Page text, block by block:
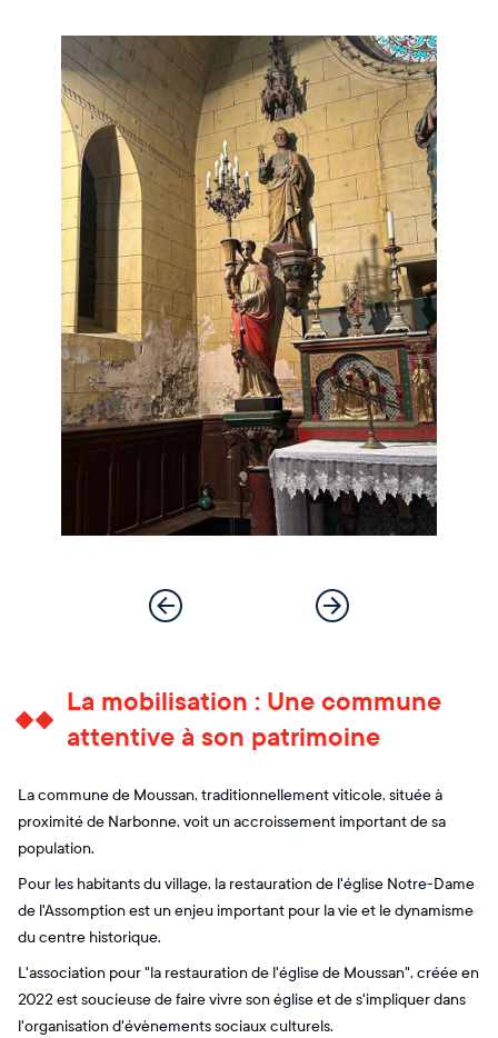
La mobilisation : Une commune
attentive à son patrimoine
La commune de Moussan, traditionnellement viticole, située à
proximité de Narbonne, voit un accroissement important de sa
population.
Pour les habitants du village, la restauration de l'église Notre-Dame
de l'Assomption est un enjeu important pour la vie et le dynamisme
du centre historique.
L'association pour "la restauration de l'église de Moussan", créée en
2022 est soucieuse de faire vivre son église et de s'impliquer dans
l'organisation d'évènements sociaux culturels.